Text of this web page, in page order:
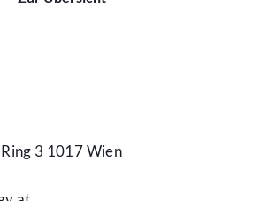
3 1017 Wien